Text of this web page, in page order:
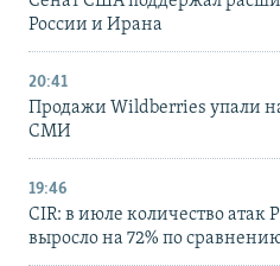
России и Ирана
20:41
Продажи Wildberries упали
СМИ
19:46
CIR: в июле количество атак
выросло на 72% по